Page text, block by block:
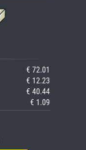
€ 72.01
€ 12.23
€ 40.44
€ 1.09